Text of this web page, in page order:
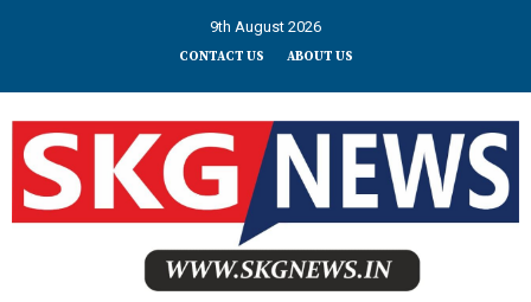
9th August 2026
CONTACT US ABOUT US